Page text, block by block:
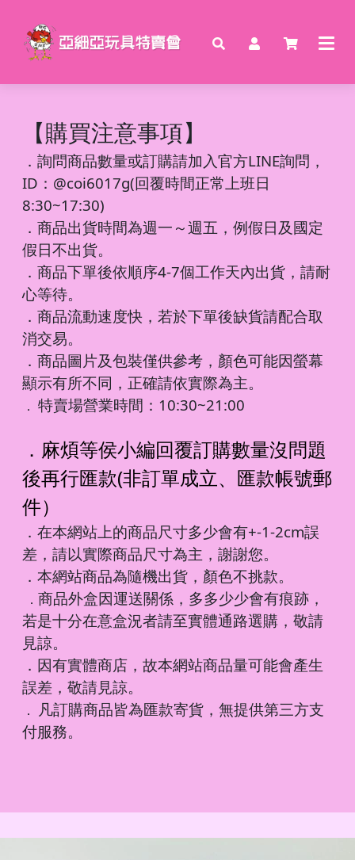
【購買注意事項】
． 詢問商品數量或訂購請加入官方LINE詢問，
ID：@coi6017g(回覆時間正常上班日
8:30~17:30)
．商品出貨時間為週一～週五，例假日及國定
假日不出貨。
．商品下單後依順序4-7個工作天內出貨，請耐
心等待。
．商品流動速度快，若於下單後缺貨請配合取
消交易。
．商品圖片及包裝僅供參考，顏色可能因螢幕
顯示有所不同，正確請依實際為主。
． 特賣場營業時間：10:30~21:00
．麻煩等侯小編回覆訂購數量沒問題
後再行匯款(非訂單成立、匯款帳號郵
件）
．在本網站上的商品尺寸多少會有+-1-2cm誤
差，請以實際商品尺寸為主，謝謝您。
．本網站商品為隨機出貨，顏色不挑款。
． 商品外盒因運送關係，多多少少會有痕跡，
若是十分在意盒況者請至實體通路選購，敬請
見諒。
．因有實體商店，故本網站商品量可能會產生
誤差，敬請見諒。
． 凡訂購商品皆為匯款寄貨，無提供第三方支
付服務。